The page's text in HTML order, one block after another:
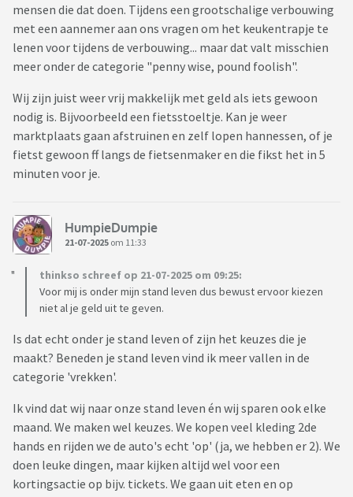
mensen die dat doen. Tijdens een grootschalige verbouwing
met een aannemer aan ons vragen om het keukentrapje te
lenen voor tijdens de verbouwing... maar dat valt misschien
meer onder de categorie "penny wise, pound foolish".
Wij zijn juist weer vrij makkelijk met geld als iets gewoon
nodig is. Bijvoorbeeld een fietsstoeltje. Kan je weer
marktplaats gaan afstruinen en zelf lopen hannessen, of je
fietst gewoon ff langs de fietsenmaker en die fikst het in 5
minuten voor je.
HumpieDumpie
21-07-2025 om 11:33
thinkso schreef op 21-07-2025 om 09:25:
Voor mij is onder mijn stand leven dus bewust ervoor kiezen
niet al je geld uit te geven.
Is dat echt onder je stand leven of zijn het keuzes die je
maakt? Beneden je stand leven vind ik meer vallen in de
categorie 'vrekken'.
Ik vind dat wij naar onze stand leven én wij sparen ook elke
maand. We maken wel keuzes. We kopen veel kleding 2de
hands en rijden we de auto's echt 'op' (ja, we hebben er 2). We
doen leuke dingen, maar kijken altijd wel voor een
kortingsactie op bijv. tickets. We gaan uit eten en op